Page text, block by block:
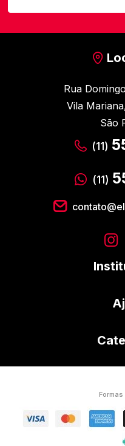
Rua
Vila
São
(11)
(11)